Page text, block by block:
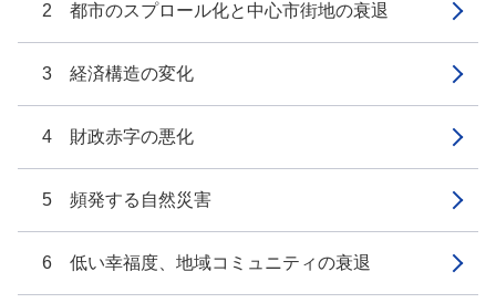
2 都市のスプロール化と中心市街地の衰退
3 経済構造の変化
4 財政赤字の悪化
5 頻発する自然災害
6 低い幸福度、地域コミュニティの衰退